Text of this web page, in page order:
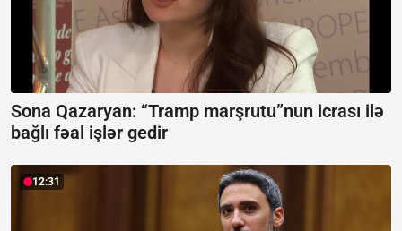
Sona Qazaryan: “Tramp marşrutu”nun icrası ilə
bağlı fəal işlər gedir
12:31